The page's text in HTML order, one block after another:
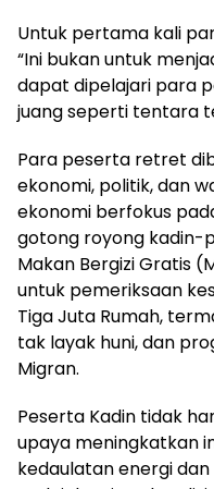
Untuk pertama kali
“Ini bukan untuk
dapat dipelajari para
juang seperti tentara
Para peserta retret
ekonomi, politik, dan
ekonomi berfokus
gotong royong kadin-
Makan Bergizi Gratis
untuk pemeriksaan
Tiga Juta Rumah,
tak layak huni, dan
Migran.
Peserta Kadin tidak
upaya meningkatkan
kedaulatan energi